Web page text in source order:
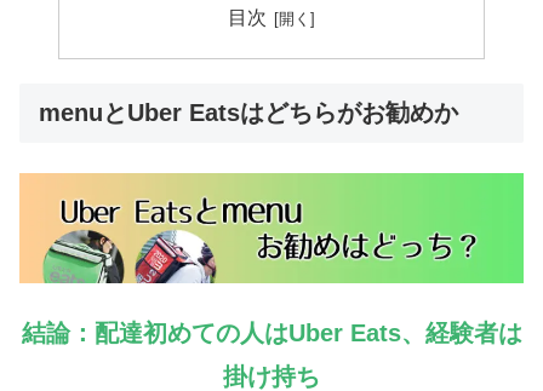
目次
menuとUber Eatsはどちらがお勧めか
結論：配達初めての人はUber Eats、経験者は
掛け持ち